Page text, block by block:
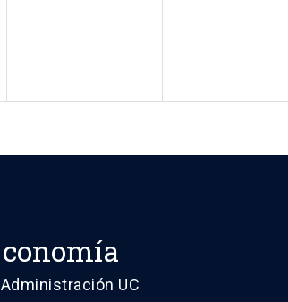
UC